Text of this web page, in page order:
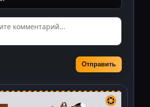
Отправить